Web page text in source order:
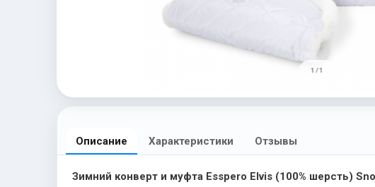
1 / 1
Описание Характеристики Отзывы
Зимний конверт и муфта Esspero Elvis (100% шерсть)